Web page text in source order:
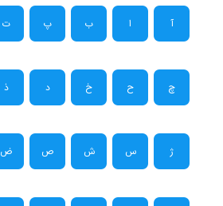
آ ا ب پ ت
چ ح خ د ذ
ژ س ش ص ض